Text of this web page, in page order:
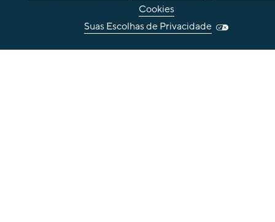
Cookies
Suas Escolhas de Privacidade